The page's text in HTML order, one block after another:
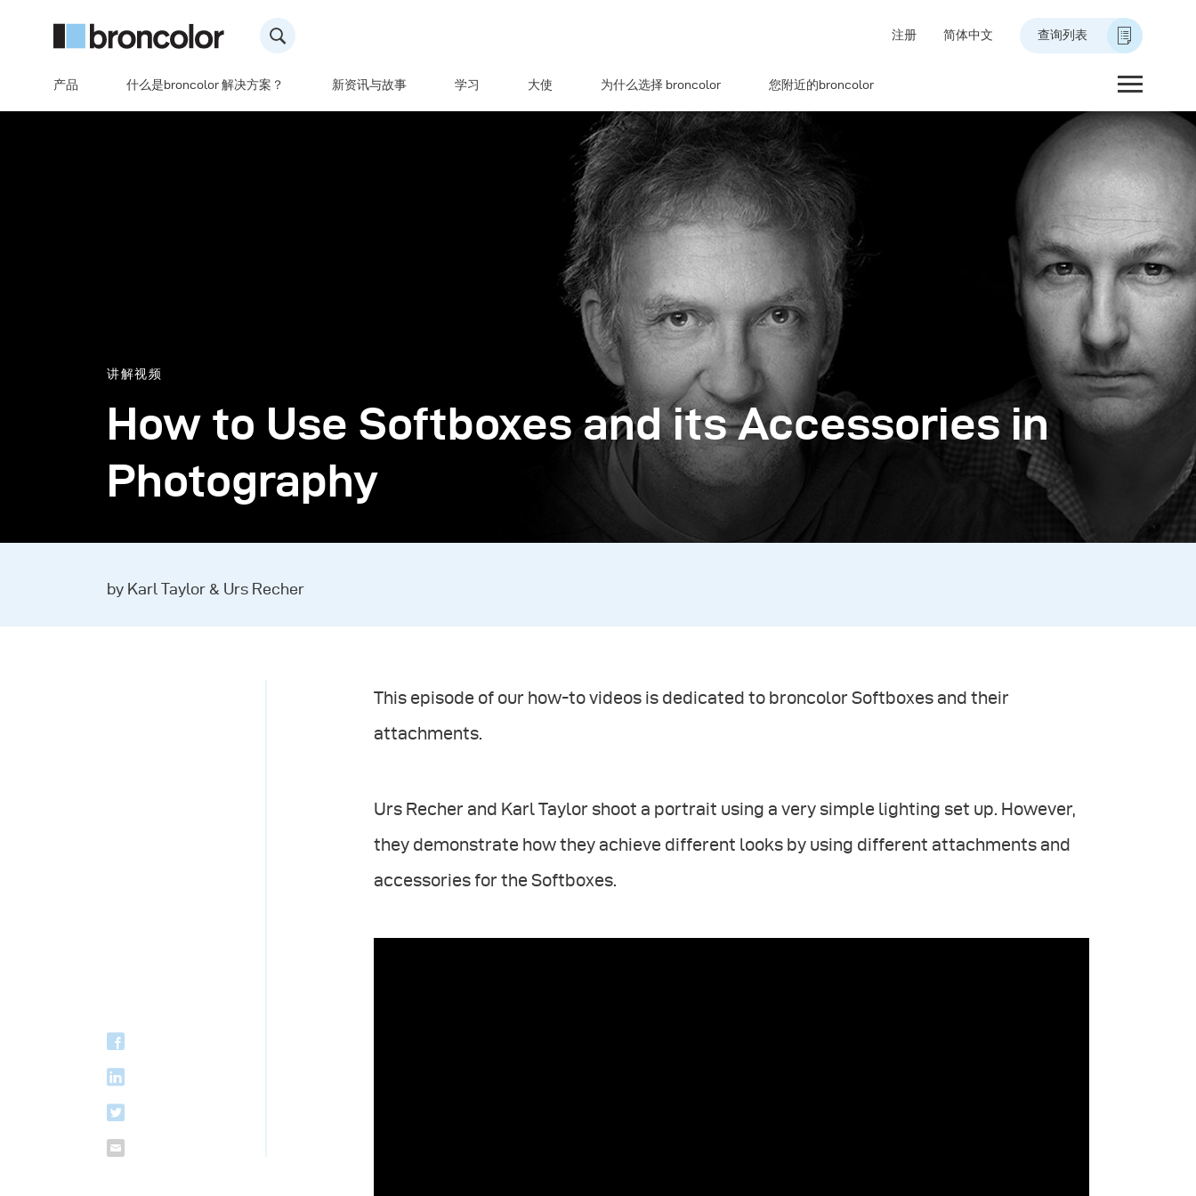
注册 简体中文 查询列表
产品 什么是broncolor 解决方案？ 新资讯与故事 学习 大使 为什么选择 broncolor 您附近的broncolor
讲解视频
How to Use Softboxes and its Accessories in
Photography
by Karl Taylor & Urs Recher
This episode of our how-to videos is dedicated to broncolor Softboxes and their
attachments.
Urs Recher and Karl Taylor shoot a portrait using a very simple lighting set up. However,
they demonstrate how they achieve different looks by using different attachments and
accessories for the Softboxes.